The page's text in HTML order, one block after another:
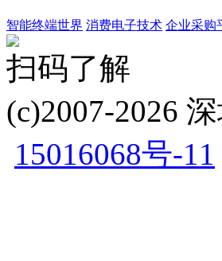
智能终端世界 消费电子技术 企业采购
扫码了解
(c)2007-2026
15016068号-11